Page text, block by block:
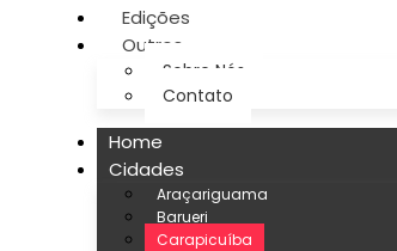
Edições
Outros
Sobre Nós
Contato
Home
Cidades
Araçariguama
Barueri
Carapicuíba